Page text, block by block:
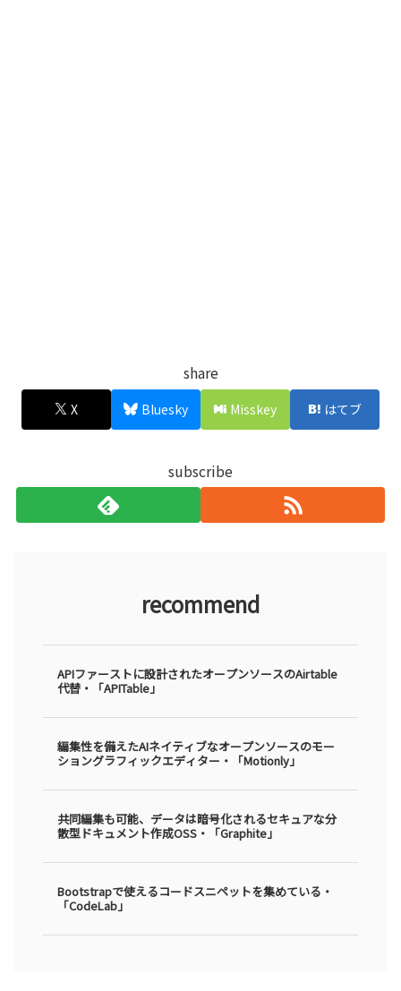
share
X Bluesky Misskey はてブ
subscribe
recommend
APIファーストに設計されたオープンソースのAirtable
代替・「APITable」
編集性を備えたAIネイティブなオープンソースのモー
ショングラフィックエディター・「Motionly」
共同編集も可能、データは暗号化されるセキュアな分
散型ドキュメント作成OSS・「Graphite」
Bootstrapで使えるコードスニペットを集めている・
「CodeLab」